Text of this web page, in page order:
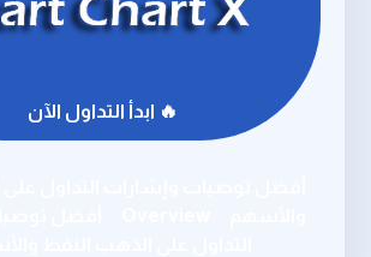
🔥 ابدأ التداول الآن